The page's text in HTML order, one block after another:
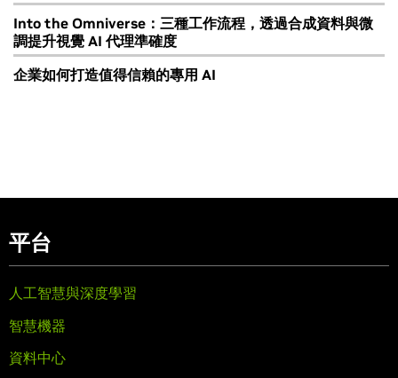
Into the Omniverse：三種工作流程，透過合成資料與微
調提升視覺 AI 代理準確度
企業如何打造值得信賴的專用 AI
平台
人工智慧與深度學習
智慧機器
資料中心